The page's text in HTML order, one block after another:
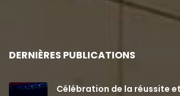
DERNIÈRES PUBLICATIONS
Célébration de la réussite